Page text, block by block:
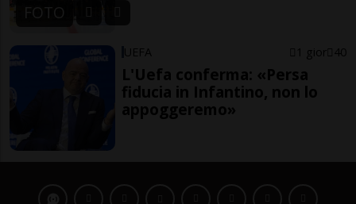
FOTO
UEFA 1 gior 40
L'Uefa conferma: «Persa
fiducia in Infantino, non lo
appoggeremo»